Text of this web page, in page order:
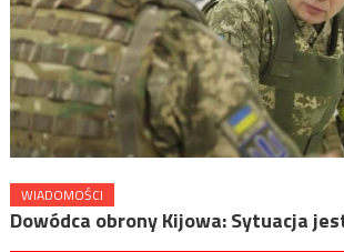
WIADOMOŚCI
Dowódca obrony Kijowa: Sytuacja